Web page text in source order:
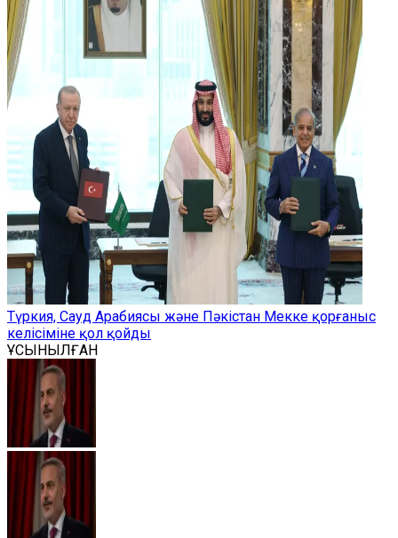
Түркия, Сауд Арабиясы және Пәкістан Мекке қорғаныс
келісіміне қол қойды
ҰСЫНЫЛҒАН